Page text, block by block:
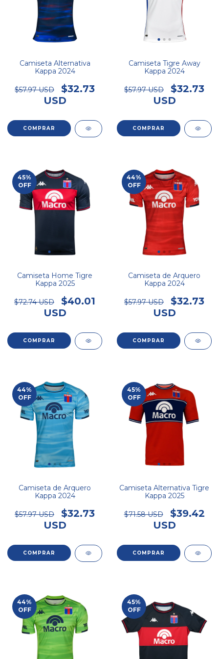
Camiseta Alternativa
Kappa 2024
$57.97 USD
$32.73
USD
COMPRAR
Camiseta Tigre Away
Kappa 2024
$57.97 USD
$32.73
USD
COMPRAR
45%
OFF
Camiseta Home Tigre
Kappa 2025
$72.74 USD
$40.01
USD
COMPRAR
44%
OFF
Camiseta de Arquero
Kappa 2024
$57.97 USD
$32.73
USD
COMPRAR
44%
OFF
Camiseta de Arquero
Kappa 2024
$57.97 USD
$32.73
USD
COMPRAR
45%
OFF
Camiseta Alternativa Tigre
Kappa 2025
$71.58 USD
$39.42
USD
COMPRAR
44%
OFF
45%
OFF